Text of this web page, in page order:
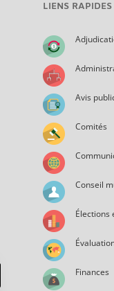
LIENS RAPIDES
Avis
Comités
Conseil
Élections
Finances